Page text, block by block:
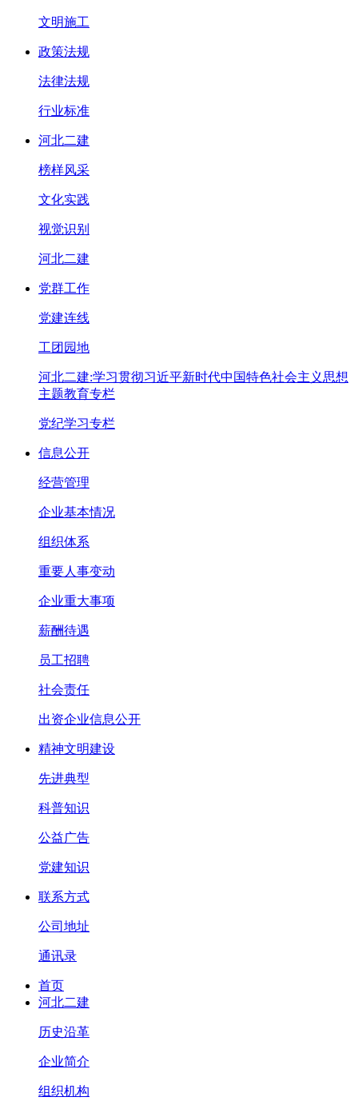
文明施工
政策法规
法律法规
行业标准
河北二建
榜样风采
文化实践
视觉识别
河北二建
党群工作
党建连线
工团园地
河北二建:学习贯彻习近平新时代中国特色社会主义思想
主题教育专栏
党纪学习专栏
信息公开
经营管理
企业基本情况
组织体系
重要人事变动
企业重大事项
薪酬待遇
员工招聘
社会责任
出资企业信息公开
精神文明建设
先进典型
科普知识
公益广告
党建知识
联系方式
公司地址
通讯录
首页
河北二建
历史沿革
企业简介
组织机构